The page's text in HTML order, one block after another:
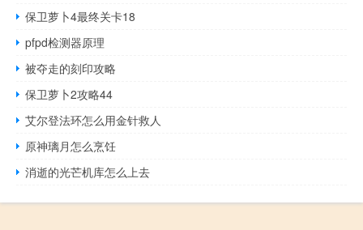
保卫萝卜4最终关卡18
pfpd检测器原理
被夺走的刻印攻略
保卫萝卜2攻略44
艾尔登法环怎么用金针救人
原神璃月怎么烹饪
消逝的光芒机库怎么上去